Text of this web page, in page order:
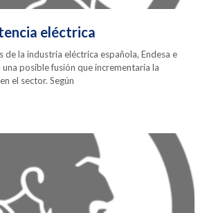
eléctrica
la industria eléctrica española, Endesa e
posible fusión que incrementaría la
el sector. Según